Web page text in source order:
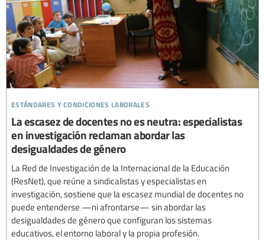
estándares y condiciones laborales
La escasez de docentes no es neutra: especialistas
en investigación reclaman abordar las
desigualdades de género
La Red de Investigación de la Internacional de la Educación
(ResNet), que reúne a sindicalistas y especialistas en
investigación, sostiene que la escasez mundial de docentes no
puede entenderse —ni afrontarse— sin abordar las
desigualdades de género que configuran los sistemas
educativos, el entorno laboral y la propia profesión.